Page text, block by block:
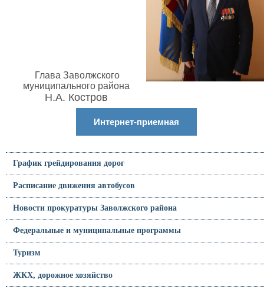
Глава Заволжского
муниципального района
Н.А. Костров
Интернет-приемная
График грейдирования дорог
Расписание движения автобусов
Новости прокуратуры Заволжского района
Федеральные и муниципальные программы
Туризм
ЖКХ, дорожное хозяйство